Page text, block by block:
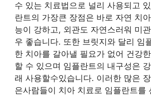
수 있는 치료법으로 널리 사용되고
란트의 가장큰 장점은 바로 자연 치
능이 강하고, 외관도 자연스러워 미
우 좋습니다. 또한 브릿지와 달리 임
한 치아를 갈아낼 필요가 없어 건강
할 수 있으며 임플란트의 내구성은
래 사용할수있습니다. 이러한 많은
은사람들이 치아 치료로 임플란트를